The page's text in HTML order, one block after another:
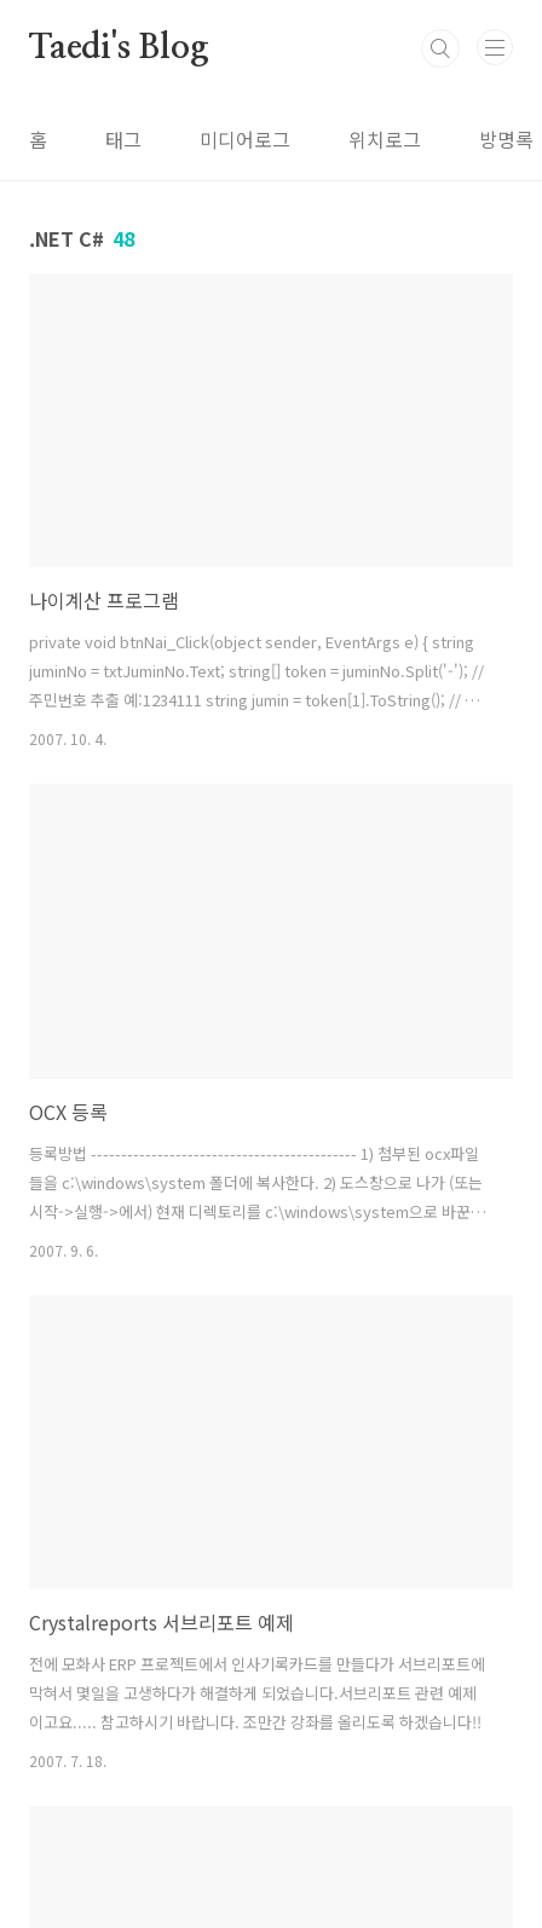
Taedi's Blog
홈 태그 미디어로그 위치로그 방명록
.NET C# 48
나이계산 프로그램
private void btnNai_Click(object sender, EventArgs e) { string
juminNo = txtJuminNo.Text; string[] token = juminNo.Split('-'); //
주민번호 추출 예:1234111 string jumin = token[1].ToString(); // 생
년월일 출력 : 281123 txtBirthDay.Text = token[0].ToString(); // 오
2007. 10. 4.
OCX 등록
등록방법 -------------------------------------------- 1) 첨부된 ocx파일
들을 c:\windows\system 폴더에 복사한다. 2) 도스창으로 나가 (또는
시작->실행->에서) 현재 디렉토리를 c:\windows\system으로 바꾼다
3) 프롬프트 에서 regsvr32 symfacx.ocx를 type한다. 4) 마찬가지로
2007. 9. 6.
Crystalreports 서브리포트 예제
전에 모화사 ERP 프로젝트에서 인사기록카드를 만들다가 서브리포트에
막혀서 몇일을 고생하다가 해결하게 되었습니다.서브리포트 관련 예제
이고요..... 참고하시기 바랍니다. 조만간 강좌를 올리도록 하겠습니다!!
2007. 7. 18.